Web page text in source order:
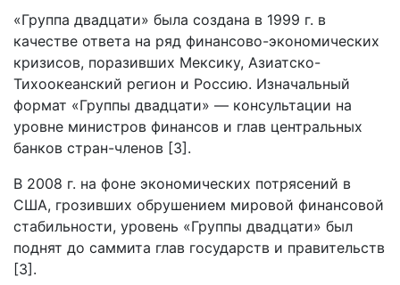
«Группа двадцати» была создана в 1999 г. в
качестве ответа на ряд финансово-экономических
кризисов, поразивших Мексику, Азиатско-
Тихоокеанский регион и Россию. Изначальный
формат «Группы двадцати» — консультации на
уровне министров финансов и глав центральных
банков стран-членов [3].
В 2008 г. на фоне экономических потрясений в
США, грозивших обрушением мировой финансовой
стабильности, уровень «Группы двадцати» был
поднят до саммита глав государств и правительств
[3].